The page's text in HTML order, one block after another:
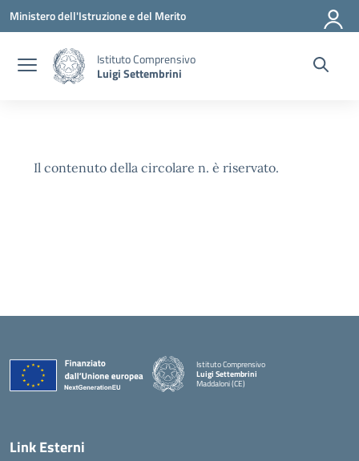
Vai ai contenuti
Vai al menu di navigazione
Vai al footer
Ministero dell'Istruzione e del Merito
Istituto Comprensivo
Luigi Settembrini
Il contenuto della circolare n. è riservato.
Istituto Comprensivo
Luigi Settembrini
Maddaloni (CE)
Link Esterni